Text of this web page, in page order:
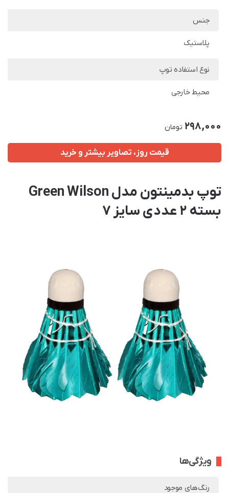
جنس
پلاستیک
نوع استفاده توپ
محیط خارجی
298,000 تومان
قیمت روز، تصاویر بیشتر و خرید
توپ بدمینتون مدل Green Wilson
بسته 2 عددی سایز 7
ویژگی‌ها
رنگ‌های موجود